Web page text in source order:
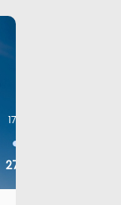
17:00
27°C